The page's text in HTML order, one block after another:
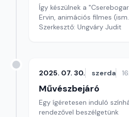
Így készülnek a
Ervin, animációs filmes
Szerkesztő: Ungváry Judit
2025. 07. 30. szerda
Művészbejáró
Egy ígéretesen induló
rendezővel beszélgetünk